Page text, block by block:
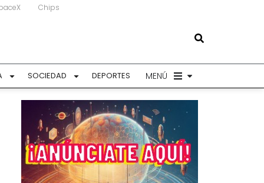
Chips
SOCIEDAD DEPORTES MENÚ